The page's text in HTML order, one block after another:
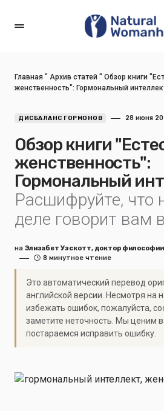
Главная " Архив статей " Обзор книги
женственность": Гормональный
ДИСБАЛАНС ГОРМОНОВ 28 июня
Обзор книги
женственность":
Гормональный
Расшифруйте, что
деле говорит вам
на Элизабет Уэскотт, доктор философии
8 минутное чтение
Это автоматический перевод
английской версии. Несмотря на
избежать ошибок, пожалуйста,
заметите неточность. Мы ценим
постараемся исправить ошибку.